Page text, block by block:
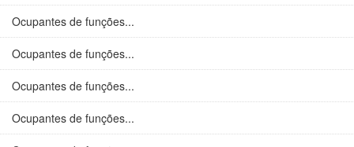
Ocupantes de funções...
Ocupantes de funções...
Ocupantes de funções...
Ocupantes de funções...